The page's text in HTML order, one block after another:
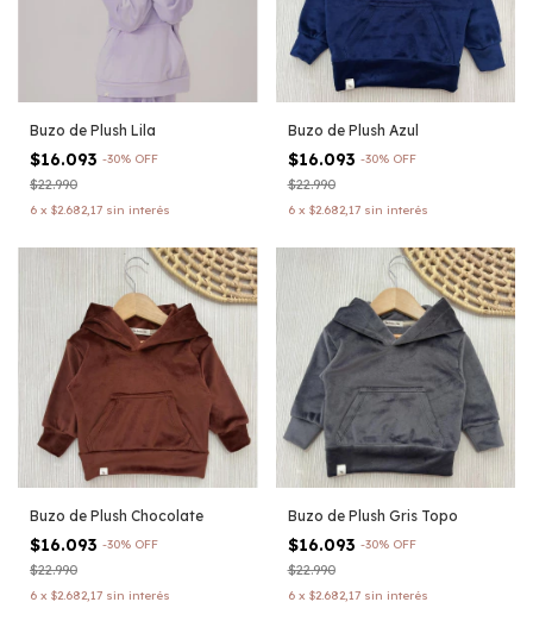
Buzo de Plush Lila
$16.093 -30% OFF
$22.990
6 x $2.682,17 sin interés
Buzo de Plush Azul
$16.093 -30% OFF
$22.990
6 x $2.682,17 sin interés
Buzo de Plush Chocolate
$16.093 -30% OFF
$22.990
6 x $2.682,17 sin interés
Buzo de Plush Gris Topo
$16.093 -30% OFF
$22.990
6 x $2.682,17 sin interés